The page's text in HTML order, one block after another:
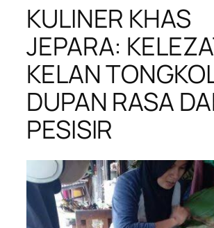
KULINER KHAS
JEPARA:
KELAN
DUPAN RASA
PESISIR